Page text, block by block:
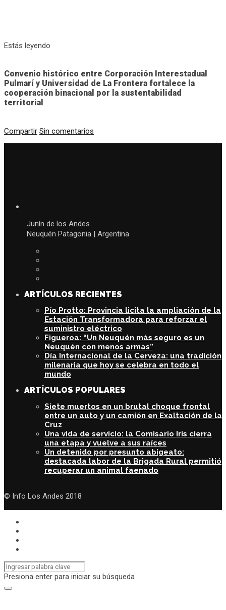
Estás leyendo
Convenio histórico entre Corporación Interestadual
Pulmarí y Universidad de La Frontera fortalece la
cooperación binacional por la sustentabilidad
territorial
Compartir Sin comentarios
Junín de los Andes
Neuquén Patagonia | Argentina
ARTÍCULOS RECIENTES
Pío Protto: Provincia licita la ampliación de la
Estación Transformadora para reforzar el
suministro eléctrico
Figueroa: “Un Neuquén más seguro es un
Neuquén con menos armas”
Día Internacional de la Cerveza: una tradición
milenaria que hoy se celebra en todo el
mundo
ARTÍCULOS POPULARES
Siete muertos en un brutal choque frontal
entre un auto y un camión en Exaltación de la
Cruz
Una vida de servicio: la Comisario Iris cierra
una etapa y vuelve a sus raíces
Un detenido por presunto abigeato:
destacada labor de la Brigada Rural permitió
recuperar un animal faenado
© Info Los Andes 2018
Presiona enter para iniciar su búsqueda